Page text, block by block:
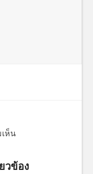
ห็น
วข้อง